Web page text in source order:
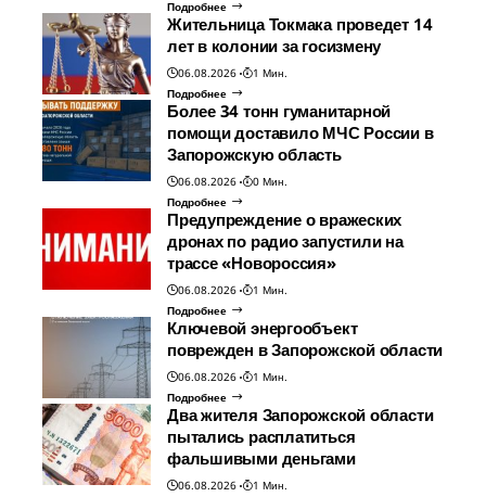
Подробнее
Жительница Токмака проведет 14
лет в колонии за госизмену
06.08.2026
1 Мин.
Подробнее
Более 34 тонн гуманитарной
помощи доставило МЧС России в
Запорожскую область
06.08.2026
0 Мин.
Подробнее
Предупреждение о вражеских
дронах по радио запустили на
трассе «Новороссия»
06.08.2026
1 Мин.
Подробнее
Ключевой энергообъект
поврежден в Запорожской области
06.08.2026
1 Мин.
Подробнее
Два жителя Запорожской области
пытались расплатиться
фальшивыми деньгами
06.08.2026
1 Мин.